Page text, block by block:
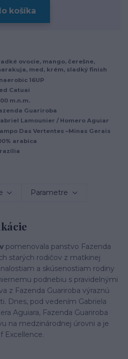
košíka
ovocie, mango, čerešne,
med, krém, sladký finish
16UP
Catuai
m.n.m.
Guariroba
Lamounier / Homero Aguiar
Das Vertentes –Minas Gerais
arabica
Parametre
pomenovala panstvo Fazenda
starých rodičov z matkinej
a skúsenostiam rodiny
podnebiu s pravidelnými
z Fazenda Guariroba výraznú
Dnes, pod vedením Gabriela
Aguiara, Fazenda Guariroba
na medzinárodnej úrovni a je
Excellence.